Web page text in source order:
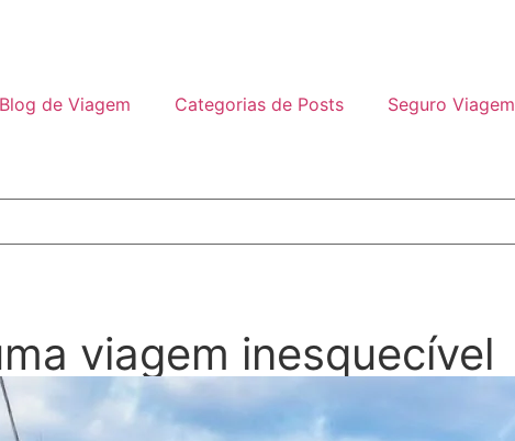
Blog de Viagem Categorias de Posts Seguro Viagem
viagem inesquecível